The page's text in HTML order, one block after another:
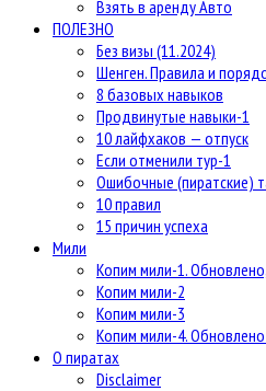
Взять в аренду Авто
ПОЛЕЗНО
Без визы (11.2024)
Шенген. Правила и
8 базовых навыков
Продвинутые навыки-1
10 лайфхаков — отпуск
Если отменили тур-1
Ошибочные (пиратские)
10 правил
15 причин успеха
Мили
Копим мили-1.
Копим мили-2
Копим мили-3
Копим мили-4.
О пиратах
Disclaimer